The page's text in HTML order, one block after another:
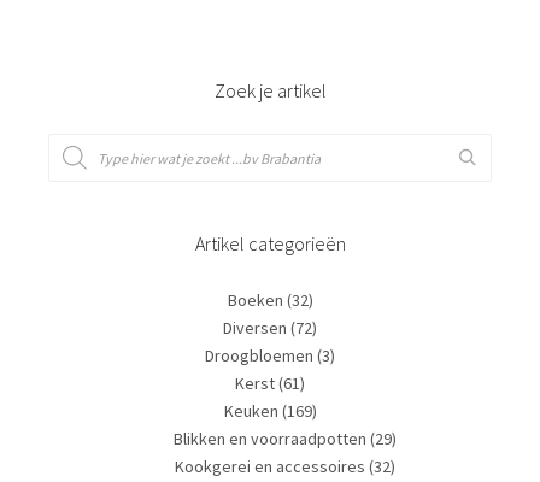
Zoek je artikel
Artikel categorieën
Boeken (32)
Diversen (72)
Droogbloemen (3)
Kerst(61)
Keuken (169)
Blikken en voorraadpotten (29)
Kookgerei en accessoires (32)